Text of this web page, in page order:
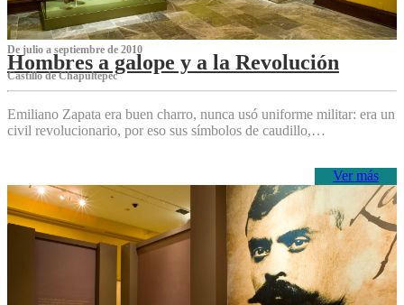
De julio a septiembre de 2010
Hombres a galope y a la Revolución
Castillo de Chapultepec
Emiliano Zapata era buen charro, nunca usó uniforme militar: era un
civil revolucionario, por eso sus símbolos de caudillo,…
Ver más